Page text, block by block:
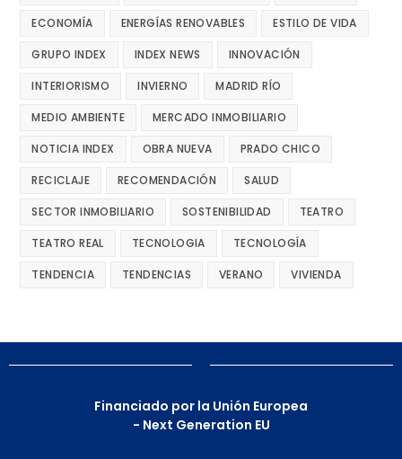
ECONOMÍA ENERGÍAS RENOVABLES ESTILO DE VIDA
GRUPO INDEX INDEX NEWS INNOVACIÓN
INTERIORISMO INVIERNO MADRID RÍO
MEDIO AMBIENTE MERCADO INMOBILIARIO
NOTICIA INDEX OBRA NUEVA PRADO CHICO
RECICLAJE RECOMENDACIÓN SALUD
SECTOR INMOBILIARIO SOSTENIBILIDAD TEATRO
TEATRO REAL TECNOLOGIA TECNOLOGÍA
TENDENCIA TENDENCIAS VERANO VIVIENDA
Financiado por la Unión Europea
- Next Generation EU